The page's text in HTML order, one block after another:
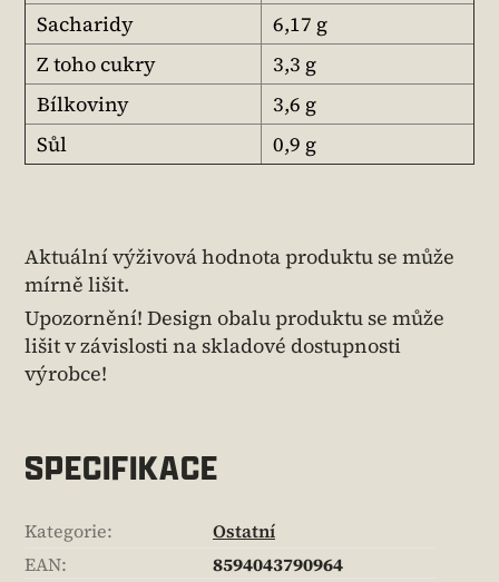
Sacharidy
6,17 g
Z toho cukry
3,3 g
Bílkoviny
3,6 g
Sůl
0,9 g
Aktuální výživová hodnota produktu se může
mírně lišit.
Upozornění! Design obalu produktu se může
lišit v závislosti na skladové dostupnosti
výrobce!
SPECIFIKACE
Kategorie:
Ostatní
EAN: 8594043790964